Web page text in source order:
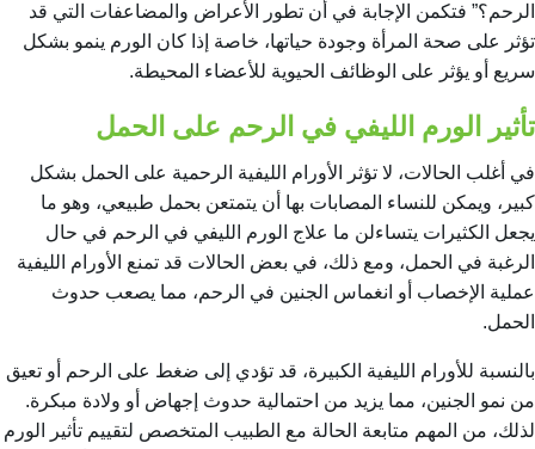
الرحم؟” فتكمن الإجابة في أن تطور الأعراض والمضاعفات التي قد
تؤثر على صحة المرأة وجودة حياتها، خاصة إذا كان الورم ينمو بشكل
سريع أو يؤثر على الوظائف الحيوية للأعضاء المحيطة.
تأثير الورم الليفي في الرحم على الحمل
في أغلب الحالات، لا تؤثر الأورام الليفية الرحمية على الحمل بشكل
كبير، ويمكن للنساء المصابات بها أن يتمتعن بحمل طبيعي، وهو ما
يجعل الكثيرات يتساءلن ما علاج الورم الليفي في الرحم في حال
الرغبة في الحمل، ومع ذلك، في بعض الحالات قد تمنع الأورام الليفية
عملية الإخصاب أو انغماس الجنين في الرحم، مما يصعب حدوث
الحمل.
بالنسبة للأورام الليفية الكبيرة، قد تؤدي إلى ضغط على الرحم أو تعيق
من نمو الجنين، مما يزيد من احتمالية حدوث إجهاض أو ولادة مبكرة.
لذلك، من المهم متابعة الحالة مع الطبيب المتخصص لتقييم تأثير الورم